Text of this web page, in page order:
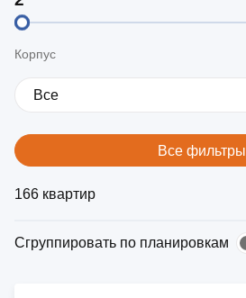
Корпус
Все
Все фильтры
166 квартир
Сгруппировать по планировкам